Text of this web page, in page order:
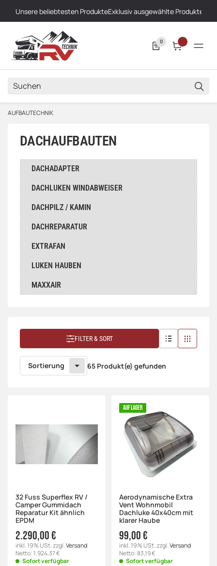
Unsere beliebtesten ProdukteExklusiv ausgewählte Produkte
0
AUFBAUTECHNIK
DACHAUFBAUTEN
DACHADAPTER
DACHADAPTER
DACHLUKEN WINDABWEISER
DACHLUKEN WINDABWEISER
DACHPILZ / KAMIN
DACHPILZ / KAMIN
DACHREPARATUR
DACHREPARATUR
EXTRAFAN
EXTRAFAN
LUKEN HAUBEN
LUKEN HAUBEN
MAXXAIR
MAXXAIR
FILTER & SORT
Sortierung 65 Produkt(e) gefunden
32 Fuss Superflex RV /
Camper Gummidach
Reparatur Kit ähnlich
EPDM
2.290,00 €
inkl. 19% USt. zzgl.Versand
Netto: 1.924,37 €
Sofort verfügbar
AUF LAGER
Aerodynamische Extra
Vent Wohnmobil
Dachluke 40x40cm mit
klarer Haube
99,00 €
inkl. 19% USt. zzgl.Versand
Netto: 83,19 €
Sofort verfügbar